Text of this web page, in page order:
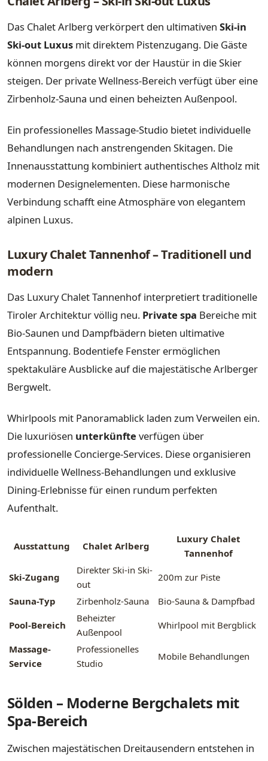
Das Chalet Arlberg verkörpert den ultimativen Ski-in
Ski-out Luxus mit direktem Pistenzugang. Die Gäste
können morgens direkt vor der Haustür in die Skier
steigen. Der private Wellness-Bereich verfügt über eine
Zirbenholz-Sauna und einen beheizten Außenpool.
Ein professionelles Massage-Studio bietet individuelle
Behandlungen nach anstrengenden Skitagen. Die
Innenausstattung kombiniert authentisches Altholz mit
modernen Designelementen. Diese harmonische
Verbindung schafft eine Atmosphäre von elegantem
alpinen Luxus.
Luxury Chalet Tannenhof – Traditionell und
modern
Das Luxury Chalet Tannenhof interpretiert traditionelle
Tiroler Architektur völlig neu. Private spa Bereiche mit
Bio-Saunen und Dampfbädern bieten ultimative
Entspannung. Bodentiefe Fenster ermöglichen
spektakuläre Ausblicke auf die majestätische Arlberger
Bergwelt.
Whirlpools mit Panoramablick laden zum Verweilen ein.
Die luxuriösen unterkünfte verfügen über
professionelle Concierge-Services. Diese organisieren
individuelle Wellness-Behandlungen und exklusive
Dining-Erlebnisse für einen rundum perfekten
Aufenthalt.
Ausstattung Chalet Arlberg
Luxury Chalet
Tannenhof
Ski-Zugang
Direkter Ski-in Ski-
out
200m zur Piste
Sauna-Typ
Zirbenholz-Sauna
Bio-Sauna & Dampfbad
Pool-Bereich
Beheizter
Außenpool
Whirlpool mit Bergblick
Massage-
Service
Professionelles
Studio
Mobile Behandlungen
Sölden – Moderne Bergchalets mit
Spa-Bereich
Zwischen majestätischen Dreitausendern entstehen in